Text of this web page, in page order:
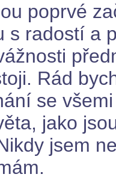
poprvé
s radostí a
Rád
se
jako
jsem